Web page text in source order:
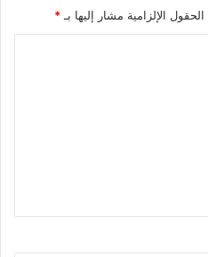
الحقول الإلزامية مشار إليها بـ *